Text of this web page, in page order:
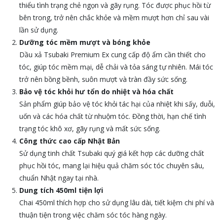
thiểu tình trạng chẻ ngọn và gãy rụng. Tóc được phục hồi từ
bên trong, trở nên chắc khỏe và mềm mượt hơn chỉ sau vài
lần sử dụng.
Dưỡng tóc mềm mượt và bóng khỏe
Dầu xả Tsubaki Premium Ex cung cấp độ ẩm cần thiết cho
tóc, giúp tóc mềm mại, dễ chải và tỏa sáng tự nhiên. Mái tóc
trở nên bồng bềnh, suôn mượt và tràn đầy sức sống.
Bảo vệ tóc khỏi hư tổn do nhiệt và hóa chất
Sản phẩm giúp bảo vệ tóc khỏi tác hại của nhiệt khi sấy, duỗi,
uốn và các hóa chất từ nhuộm tóc. Đồng thời, hạn chế tình
trạng tóc khô xơ, gãy rụng và mất sức sống.
Công thức cao cấp Nhật Bản
Sử dụng tinh chất Tsubaki quý giá kết hợp các dưỡng chất
phục hồi tóc, mang lại hiệu quả chăm sóc tóc chuyên sâu,
chuẩn Nhật ngay tại nhà.
Dung tích 450ml tiện lợi
Chai 450ml thích hợp cho sử dụng lâu dài, tiết kiệm chi phí và
thuận tiện trong việc chăm sóc tóc hàng ngày.